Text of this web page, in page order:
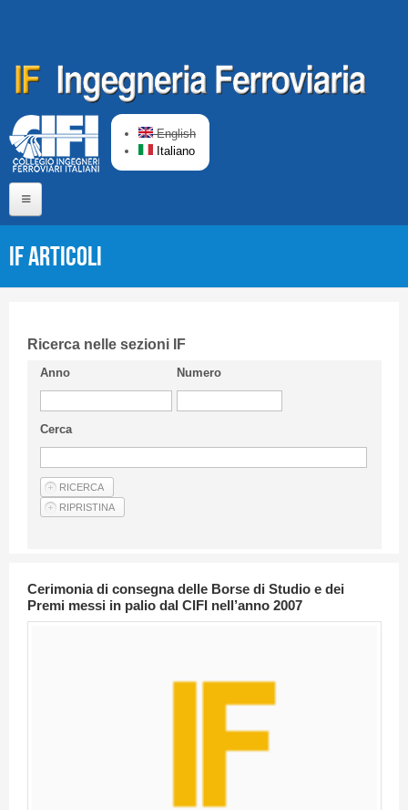
English
Italiano
CIFI in breve
Linee Guida
Privacy Policy
Articoli
IF Articoli
Ricerca nelle sezioni IF
Anno Numero
Cerca
Cerimonia di consegna delle Borse di Studio e dei
Premi messi in palio dal CIFI nell’anno 2007